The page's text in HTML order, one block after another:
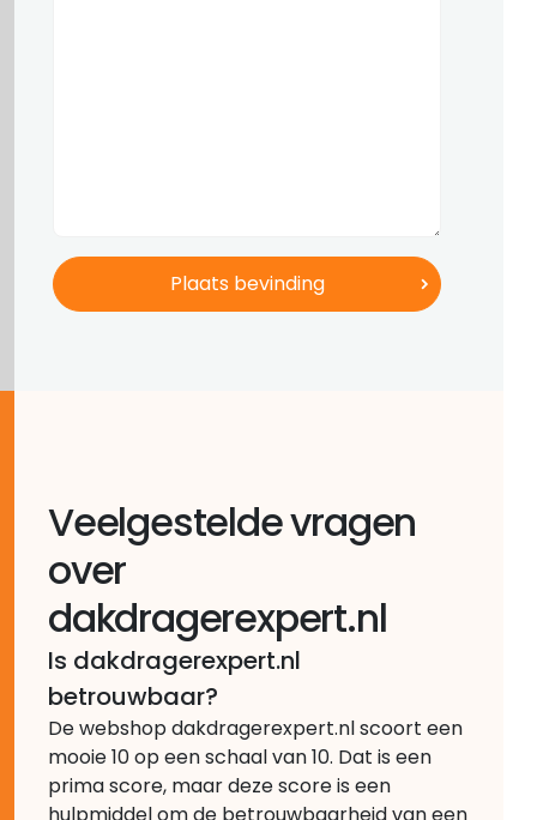
Veelgestelde vragen
over
dakdragerexpert.nl
Is dakdragerexpert.nl
betrouwbaar?
De webshop dakdragerexpert.nl scoort een
mooie 10 op een schaal van 10. Dat is een
prima score, maar deze score is een
hulpmiddel om de betrouwbaarheid van een